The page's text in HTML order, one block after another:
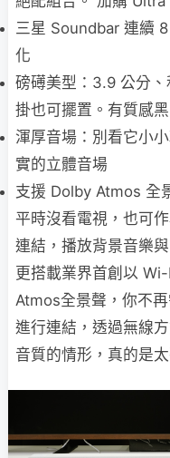
三星 Soundbar 連續
化
磅礡美型：3.9 公分
掛也可擺置。有質感
渾厚音場：別看它小
實的立體音場
支援 Dolby Atmos 全
平時沒看電視，也可
連結，播放背景音樂
更搭載業界首創以
Atmos全景聲，你不
進行連結，透過無線
音質的情形，真的是太